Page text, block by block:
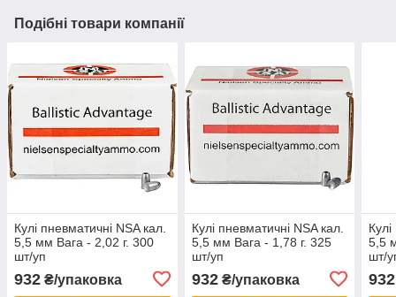
Подібні товари компанії
Кулі пневматичні NSA кал.
5,5 мм Вага - 2,02 г. 300
шт/уп
932 ₴/упаковка
Кулі пневматичні NSA кал.
5,5 мм Вага - 1,78 г. 325
шт/уп
932₴/упаковка
5,5
шт/
932